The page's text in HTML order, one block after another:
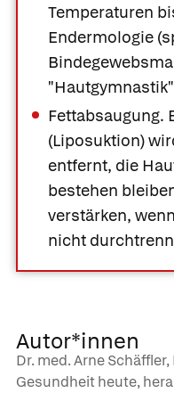
Temperaturen
Endermologie
Fettabsaugung.
(Liposuktion)
entfernt, die
bestehen
verstärken,
nicht
Autor*innen
Dr. med. Arne
Gesundheit heute,